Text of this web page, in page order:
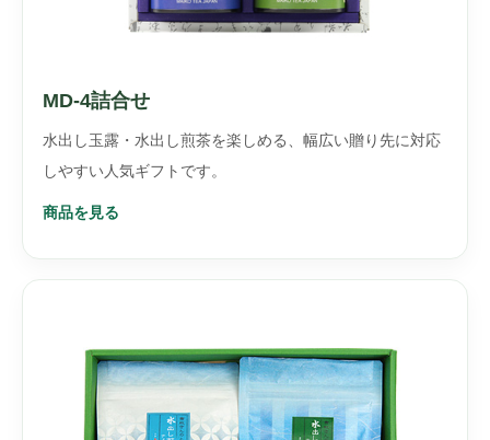
MD-4詰合せ
水出し玉露・水出し煎茶を楽しめる、幅広い贈り先に対応
しやすい人気ギフトです。
商品を見る